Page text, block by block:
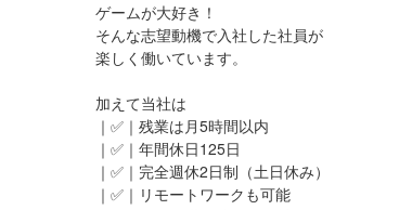
ゲームが大好き！
そんな志望動機で入社した社員が
楽しく働いています。
加えて当社は
｜✅｜残業は月5時間以内
｜✅｜年間休日125日
｜✅｜完全週休2日制（土日休み）
｜✅｜リモートワークも可能